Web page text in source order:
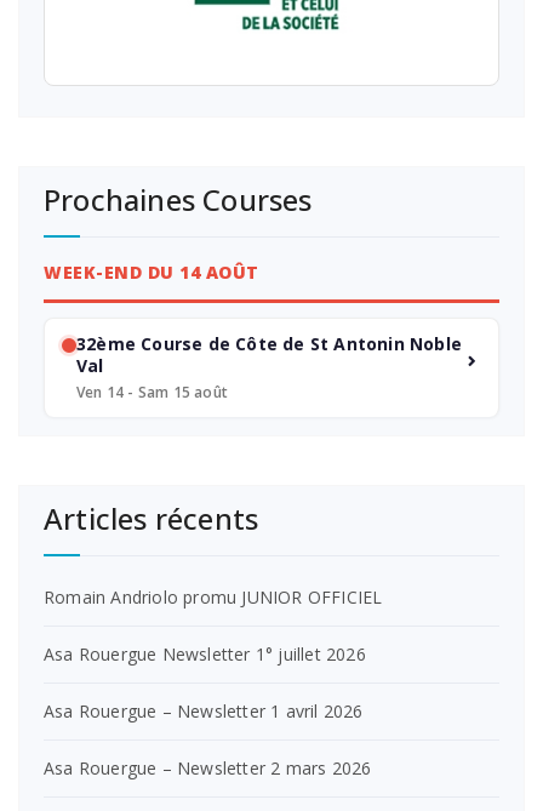
Prochaines Courses
WEEK-END DU 14 AOÛT
32ème Course de Côte de St Antonin Noble
Val
Ven 14 - Sam 15 août
Articles récents
Romain Andriolo promu JUNIOR OFFICIEL
Asa Rouergue Newsletter 1° juillet 2026
Asa Rouergue – Newsletter 1 avril 2026
Asa Rouergue – Newsletter 2 mars 2026